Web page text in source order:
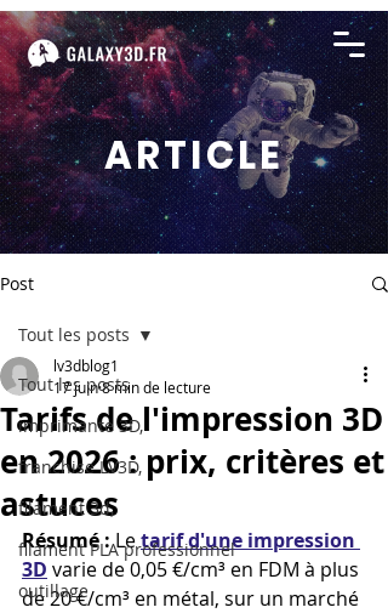
ARTICLE
Post
Tout les posts
imprimante 3D,
franchise LV3D,
filament 3d,
filament PLA professionnel
outillage
Tout les posts
Tarifs de l'impression 3D
en 2026 : prix, critères et
astuces
lv3dblog1
17 juin8 min de lecture
Résumé : Le tarif d'une impression
3D varie de 0,05 €/cm³ en FDM à plus
de 20 €/cm³ en métal, sur un marché